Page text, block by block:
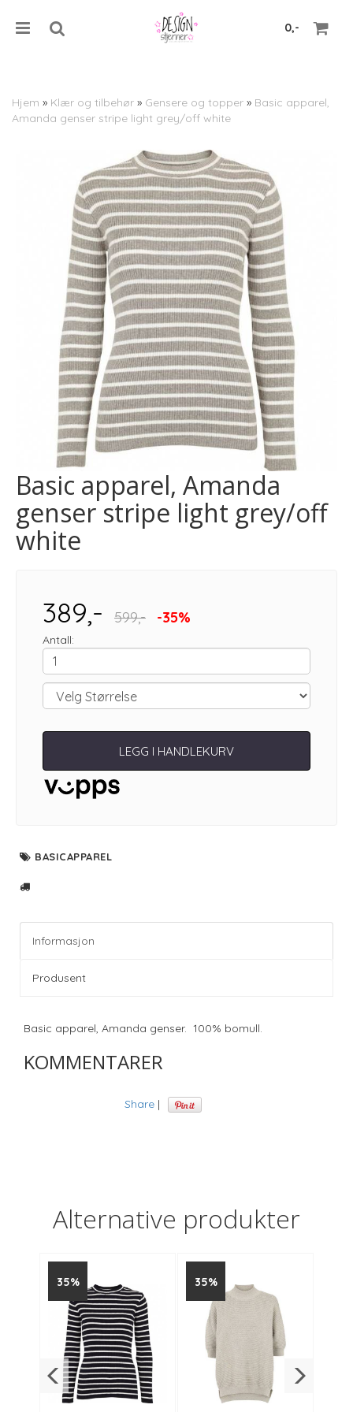
0,-
Hjem » Klær og tilbehør » Gensere og topper » Basic apparel,
Amanda genser stripe light grey/off white
Basic apparel, Amanda
genser stripe light grey/off
white
389,- 599,- -35%
Antall:
LEGG I HANDLEKURV
BASICAPPAREL
Informasjon
Produsent
Basic apparel, Amanda genser. 100% bomull.
KOMMENTARER
Share |
Alternative produkter
35% 35%
Trykk ENTER for å søke